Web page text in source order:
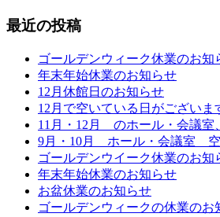
最近の投稿
ゴールデンウィーク休業のお知
年末年始休業のお知らせ
12月休館日のお知らせ
12月で空いている日がございま
11月・12月 のホール・会議室
9月・10月 ホール・会議室 空
ゴールデンウイーク休業のお知
年末年始休業のお知らせ
お盆休業のお知らせ
ゴールデンウィークの休業のお